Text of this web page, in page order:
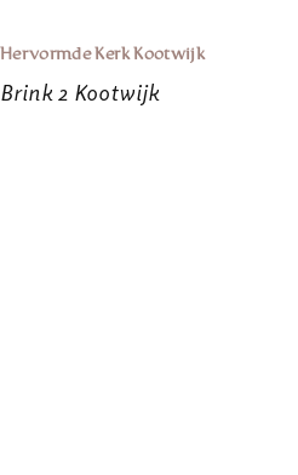
Hervormde Kerk Kootwijk
Brink 2 Kootwijk